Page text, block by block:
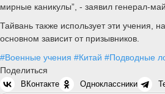
мирные каникулы”, - заявил генерал-
Тайвань также использует эти учения,
основном зависит от призывников.
#Военные учения #Китай #Подводные
Поделиться
ВКонтакте Одноклассники